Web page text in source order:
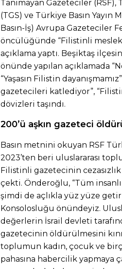
Tanımayan Gazeteciler
(TGS) ve Türkiye Basın Yayın
Basın-İş) Avrupa Gazeteciler
öncülüğünde “Filistinli
açıklama yaptı. Beşiktaş
önünde yapılan açıklamada
“Yaşasın Filistin
gazetecileri katlediyor”,
dövizleri taşındı.
200’ü aşkın gazeteci
Basın metnini okuyan RSF
2023’ten beri uluslararası
Filistinli gazetecinin
çekti. Önderoğlu, “Tüm
şimdi de açlıkla yüz yüze
Konsolosluğu önündeyiz.
değerlerin İsrail devleti
gazetecinin öldürülmesini
toplumun kadın, çocuk ve
pahasına habercilik yapmaya